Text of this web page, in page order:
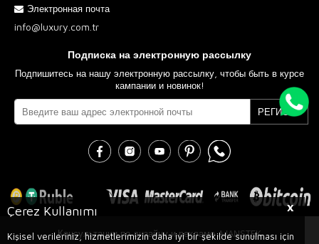
X
Çerez Kullanımı
Kişisel verileriniz, hizmetlerimizin daha iyi bir şekilde sunulması için
Электронная почта
info@luxury.com.tr
Подписка на электронную рассылку
Подпишитесь на нашу электронную рассылку, чтобы быть в курсе
кампании и новинок!
РЕГИСТР
Консультации по дизайну и рекламе AJANSTEK